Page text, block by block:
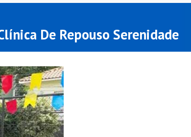
De Repouso Serenidade